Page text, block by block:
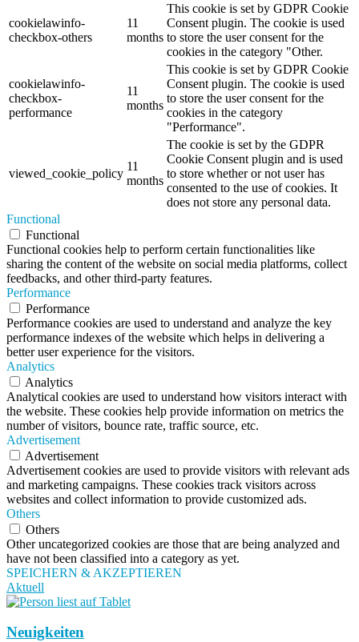
cookielawinfo-
checkbox-others
11
months
This cookie is set by GDPR Cookie
Consent plugin. The cookie is used
to store the user consent for the
cookies in the category "Other.
cookielawinfo-
checkbox-
performance
11
months
This cookie is set by GDPR Cookie
Consent plugin. The cookie is used
to store the user consent for the
cookies in the category
"Performance".
viewed_cookie_policy
11
months
The cookie is set by the GDPR
Cookie Consent plugin and is used
to store whether or not user has
consented to the use of cookies. It
does not store any personal data.
Functional
Functional
Functional cookies help to perform certain functionalities like
sharing the content of the website on social media platforms, collect
feedbacks, and other third-party features.
Performance
Performance
Performance cookies are used to understand and analyze the key
performance indexes of the website which helps in delivering a
better user experience for the visitors.
Analytics
Analytics
Analytical cookies are used to understand how visitors interact with
the website. These cookies help provide information on metrics the
number of visitors, bounce rate, traffic source, etc.
Advertisement
Advertisement
Advertisement cookies are used to provide visitors with relevant ads
and marketing campaigns. These cookies track visitors across
websites and collect information to provide customized ads.
Others
Others
Other uncategorized cookies are those that are being analyzed and
have not been classified into a category as yet.
SPEICHERN & AKZEPTIEREN
Aktuell
Neuigkeiten